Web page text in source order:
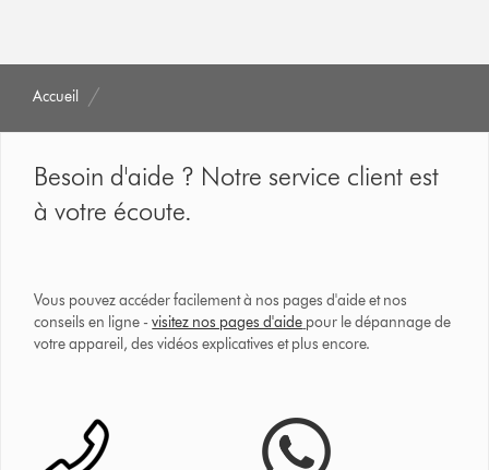
Accueil
Besoin d'aide ? Notre service client est
à votre écoute.
Vous pouvez accéder facilement à nos pages d'aide et nos
conseils en ligne -visitez nos pages d'aide pour le dépannage de
votre appareil, des vidéos explicatives et plus encore.